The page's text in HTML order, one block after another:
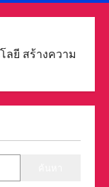
ลยี สร้างความ